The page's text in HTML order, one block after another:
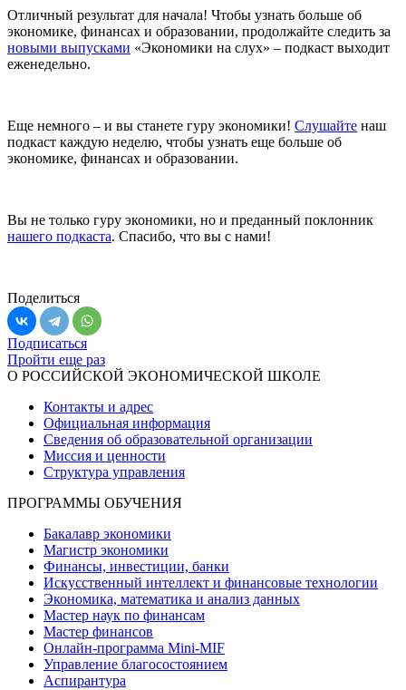
Отличный результат для начала! Чтобы узнать больше об
экономике, финансах и образовании, продолжайте следить за
новыми выпусками «Экономики на слух» – подкаст выходит
еженедельно.
Еще немного – и вы станете гуру экономики! Слушайте наш
подкаст каждую неделю, чтобы узнать еще больше об
экономике, финансах и образовании.
Вы не только гуру экономики, но и преданный поклонник
нашего подкаста. Спасибо, что вы с нами!
Поделиться
Подписаться
Пройти еще раз
О РОССИЙСКОЙ ЭКОНОМИЧЕСКОЙ ШКОЛЕ
Контакты и адрес
Официальная информация
Сведения об образовательной организации
Миссия и ценности
Структура управления
ПРОГРАММЫ ОБУЧЕНИЯ
Бакалавр экономики
Магистр экономики
Финансы, инвестиции, банки
Искусственный интеллект и финансовые технологии
Экономика, математика и анализ данных
Мастер наук по финансам
Мастер финансов
Онлайн-программа Mini-MIF
Управление благосостоянием
Аспирантура